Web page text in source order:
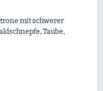
mit schwerer
Taube,